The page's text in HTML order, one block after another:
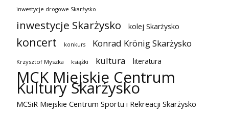
inwestycje drogowe Skarżysko
inwestycje Skarżysko kolej Skarżysko
koncert konkurs Konrad Krönig Skarżysko
Krzysztof Myszka książki kultura literatura
MCK Miejskie Centrum
Kultury Skarżysko
MCSiR Miejskie Centrum Sportu i Rekreacji Skarżysko